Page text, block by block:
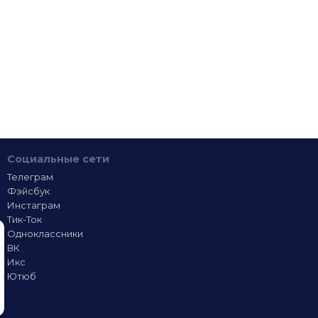
Социальные сети
Телеграм
Фэйсбук
Инстаграм
Тик-Ток
Одноклассники
ВК
Икс
Ютюб